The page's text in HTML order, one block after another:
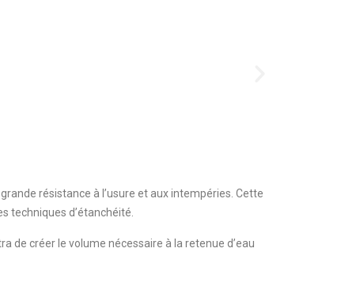
résistance à l’usure et aux intempéries. Cette
techniques d’étanchéité.
de créer le volume nécessaire à la retenue d’eau